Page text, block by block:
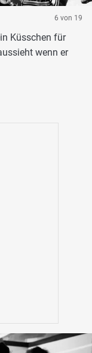
6 von 19
Küsschen für
wenn er